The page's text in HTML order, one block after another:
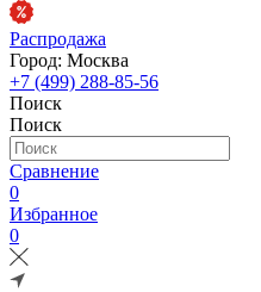
Распродажа
Город: Москва
+7 (499) 288-85-56
Поиск
Поиск
Сравнение
0
Избранное
0